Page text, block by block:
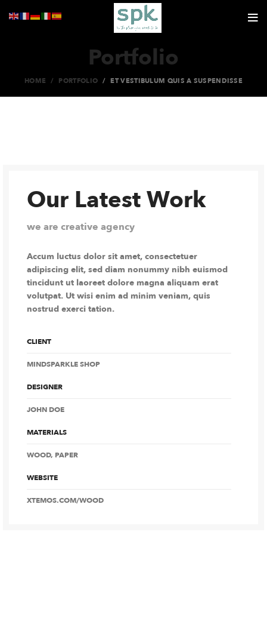
Portfolio
HOME PORTFOLIO ET VESTIBULUM QUIS A SUSPENDISSE
Our Latest Work
we are creative agency
Accum luctus dolor sit amet, consectetuer
adipiscing elit, sed diam nonummy nibh euismod
tincidunt ut laoreet dolore magna aliquam erat
volutpat. Ut wisi enim ad minim veniam, quis
nostrud exerci tation.
CLIENT
MINDSPARKLE SHOP
DESIGNER
JOHN DOE
MATERIALS
WOOD, PAPER
WEBSITE
XTEMOS.COM/WOOD